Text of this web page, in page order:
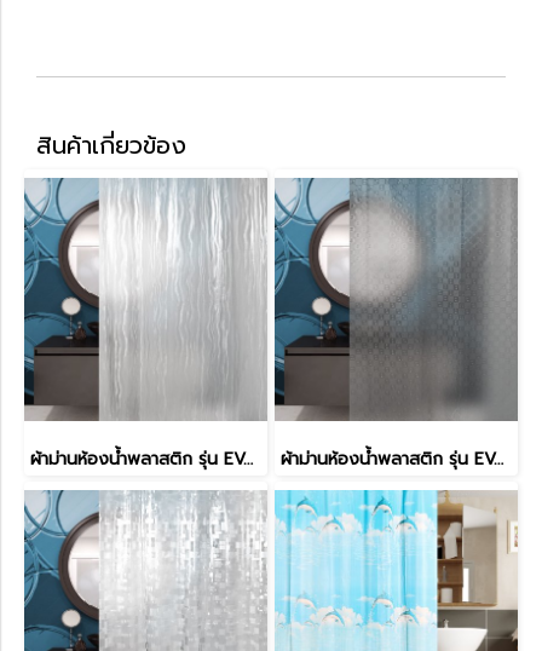
สินค้าเกี่ยวข้อง
ผ้าม่านห้องน้ำพลาสติก รุ่น EVA LENSTEX ผ้าม่านห้องน้ำพลาสติก รุ่น EVA LENSTEX